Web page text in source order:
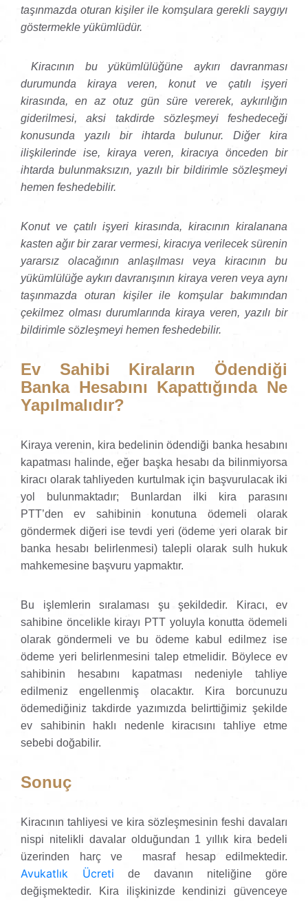
taşınmazda oturan kişiler ile komşulara gerekli saygıyı
göstermekle yükümlüdür.
Kiracının bu yükümlülüğüne aykırı davranması
durumunda kiraya veren, konut ve çatılı işyeri
kirasında, en az otuz gün süre vererek, aykırılığın
giderilmesi, aksi takdirde sözleşmeyi feshedeceği
konusunda yazılı bir ihtarda bulunur. Diğer kira
ilişkilerinde ise, kiraya veren, kiracıya önceden bir
ihtarda bulunmaksızın, yazılı bir bildirimle sözleşmeyi
hemen feshedebilir.
Konut ve çatılı işyeri kirasında, kiracının kiralanana
kasten ağır bir zarar vermesi, kiracıya verilecek sürenin
yararsız olacağının anlaşılması veya kiracının bu
yükümlülüğe aykırı davranışının kiraya veren veya aynı
taşınmazda oturan kişiler ile komşular bakımından
çekilmez olması durumlarında kiraya veren, yazılı bir
bildirimle sözleşmeyi hemen feshedebilir.
Ev Sahibi Kiraların Ödendiği
Banka Hesabını Kapattığında Ne
Yapılmalıdır?
Kiraya verenin, kira bedelinin ödendiği banka hesabını
kapatması halinde, eğer başka hesabı da bilinmiyorsa
kiracı olarak tahliyeden kurtulmak için başvurulacak iki
yol bulunmaktadır; Bunlardan ilki kira parasını
PTT’den ev sahibinin konutuna ödemeli olarak
göndermek diğeri ise tevdi yeri (ödeme yeri olarak bir
banka hesabı belirlenmesi) talepli olarak sulh hukuk
mahkemesine başvuru yapmaktır.
Bu işlemlerin sıralaması şu şekildedir. Kiracı, ev
sahibine öncelikle kirayı PTT yoluyla konutta ödemeli
olarak göndermeli ve bu ödeme kabul edilmez ise
ödeme yeri belirlenmesini talep etmelidir. Böylece ev
sahibinin hesabını kapatması nedeniyle tahliye
edilmeniz engellenmiş olacaktır. Kira borcunuzu
ödemediğiniz takdirde yazımızda belirttiğimiz şekilde
ev sahibinin haklı nedenle kiracısını tahliye etme
sebebi doğabilir.
Sonuç
Kiracının tahliyesi ve kira sözleşmesinin feshi davaları
nispi nitelikli davalar olduğundan 1 yıllık kira bedeli
üzerinden harç ve masraf hesap edilmektedir.
Avukatlık Ücreti de davanın niteliğine göre
değişmektedir. Kira ilişkinizde kendinizi güvenceye